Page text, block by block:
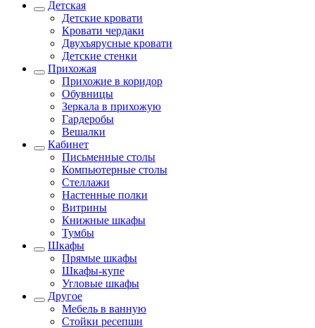
Детская
Детские кровати
Кровати чердаки
Двухъярусные кровати
Детские стенки
Прихожая
Прихожие в коридор
Обувницы
Зеркала в прихожую
Гардеробы
Вешалки
Кабинет
Письменные столы
Компьютерные столы
Стеллажи
Настенные полки
Витрины
Книжные шкафы
Тумбы
Шкафы
Прямые шкафы
Шкафы-купе
Угловые шкафы
Другое
Мебель в ванную
Стойки ресепшн